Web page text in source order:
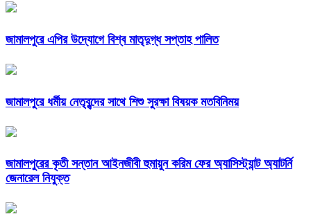
জামালপুরে এপির উদ্যোগে বিশ্ব মাতৃদুগ্ধ সপ্তাহ পালিত
জামালপুরে ধর্মীয় নেতৃবৃন্দের সাথে শিশু সুরক্ষা বিষয়ক মতবিনিময়
জামালপুরের কৃতী সন্তান আইনজীবী হুমায়ুন করিম ফের অ্যাসিস্ট্যান্ট অ্যাটর্নি
জেনারেল নিযুক্ত